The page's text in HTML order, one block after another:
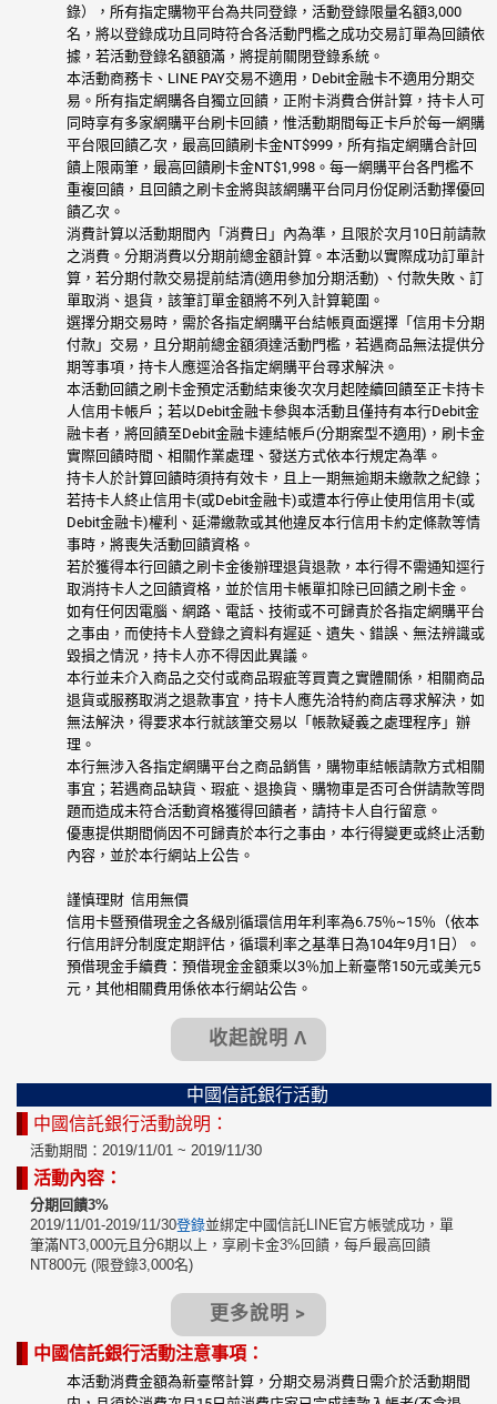
錄），所有指定購物平台為共同登錄，活動登錄限量名額3,000
名，將以登錄成功且同時符合各活動門檻之成功交易訂單為回饋依
據，若活動登錄名額額滿，將提前關閉登錄系統。
本活動商務卡、LINE PAY交易不適用，Debit金融卡不適用分期交
易。所有指定網購各自獨立回饋，正附卡消費合併計算，持卡人可
同時享有多家網購平台刷卡回饋，惟活動期間每正卡戶於每一網購
平台限回饋乙次，最高回饋刷卡金NT$999，所有指定網購合計回
饋上限兩筆，最高回饋刷卡金NT$1,998。每一網購平台各門檻不
重複回饋，且回饋之刷卡金將與該網購平台同月份促刷活動擇優回
饋乙次。
消費計算以活動期間內「消費日」內為準，且限於次月10日前請款
之消費。分期消費以分期前總金額計算。本活動以實際成功訂單計
算，若分期付款交易提前結清(適用參加分期活動) 、付款失敗、訂
單取消、退貨，該筆訂單金額將不列入計算範圍。
選擇分期交易時，需於各指定網購平台結帳頁面選擇「信用卡分期
付款」交易，且分期前總金額須達活動門檻，若遇商品無法提供分
期等事項，持卡人應逕洽各指定網購平台尋求解決。
本活動回饋之刷卡金預定活動結束後次次月起陸續回饋至正卡持卡
人信用卡帳戶；若以Debit金融卡參與本活動且僅持有本行Debit金
融卡者，將回饋至Debit金融卡連結帳戶(分期案型不適用)，刷卡金
實際回饋時間、相關作業處理、發送方式依本行規定為準。
持卡人於計算回饋時須持有效卡，且上一期無逾期未繳款之紀錄；
若持卡人終止信用卡(或Debit金融卡)或遭本行停止使用信用卡(或
Debit金融卡)權利、延滯繳款或其他違反本行信用卡約定條款等情
事時，將喪失活動回饋資格。
若於獲得本行回饋之刷卡金後辦理退貨退款，本行得不需通知逕行
取消持卡人之回饋資格，並於信用卡帳單扣除已回饋之刷卡金。
如有任何因電腦、網路、電話、技術或不可歸責於各指定網購平台
之事由，而使持卡人登錄之資料有遲延、遺失、錯誤、無法辨識或
毀損之情況，持卡人亦不得因此異議。
本行並未介入商品之交付或商品瑕疵等買賣之實體關係，相關商品
退貨或服務取消之退款事宜，持卡人應先洽特約商店尋求解決，如
無法解決，得要求本行就該筆交易以「帳款疑義之處理程序」辦
理。
本行無涉入各指定網購平台之商品銷售，購物車結帳請款方式相關
事宜；若遇商品缺貨、瑕疵、退換貨、購物車是否可合併請款等問
題而造成未符合活動資格獲得回饋者，請持卡人自行留意。
優惠提供期間倘因不可歸責於本行之事由，本行得變更或終止活動
內容，並於本行網站上公告。
謹慎理財 信用無價
信用卡暨預借現金之各級別循環信用年利率為6.75％~15％（依本
行信用評分制度定期評估，循環利率之基準日為104年9月1日）。
預借現金手續費：預借現金金額乘以3％加上新臺幣150元或美元5
元，其他相關費用係依本行網站公告。
收起說明 Λ
中國信託銀行活動
中國信託銀行活動說明：
活動期間：2019/11/01 ~ 2019/11/30
活動內容：
分期回饋3%
2019/11/01-2019/11/30登錄並綁定中國信託LINE官方帳號成功，單
筆滿NT3,000元且分6期以上，享刷卡金3%回饋，每戶最高回饋
NT800元 (限登錄3,000名)
更多說明 >
中國信託銀行活動注意事項：
本活動消費金額為新臺幣計算，分期交易消費日需介於活動期間